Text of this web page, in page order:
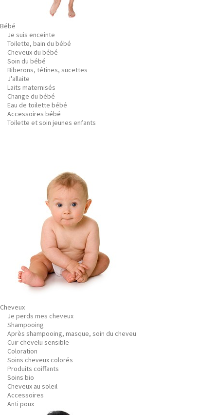
Bébé
Je suis enceinte
Toilette, bain du bébé
Cheveux du bébé
Soin du bébé
Biberons, tétines, sucettes
J'allaite
Laits maternisés
Change du bébé
Eau de toilette bébé
Accessoires bébé
Toilette et soin jeunes enfants
Cheveux
Je perds mes cheveux
Shampooing
Après shampooing, masque, soin du cheveu
Cuir chevelu sensible
Coloration
Soins cheveux colorés
Produits coiffants
Soins bio
Cheveux au soleil
Accessoires
Anti poux